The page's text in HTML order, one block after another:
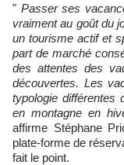
" Passer ses
vraiment au goût du
un tourisme actif et
part de marché
des attentes des
découvertes. Les
typologie différentes
en montagne en
affirme Stéphane
plate-forme de
fait le point.